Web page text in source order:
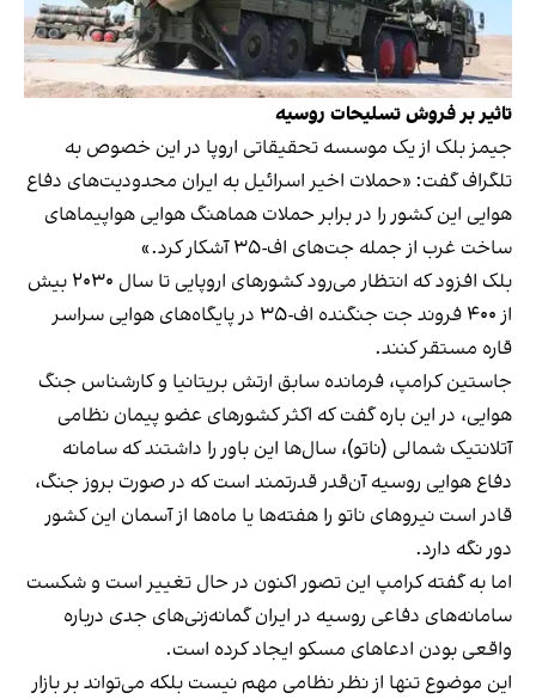
تاثیربرفروشتسلیحات روسیه
جیمز بلک از یک موسسه تحقیقاتی اروپا در این خصوص به
تلگراف گفت: «حملات اخیر اسرائیل به ایران محدودیت‌های دفاع
هوایی این کشور را در برابر حملات هماهنگ هوایی هواپیماهای
ساخت غرب از جمله جت‌های اف-۳۵ آشکار کرد.»
بلک افزود که انتظار می‌رود کشورهای اروپایی تا سال ۲۰۳۰ بیش
از ۴۰۰ فروند جت جنگنده اف-۳۵ در پایگاه‌های هوایی سراسر
قاره مستقر کنند.
جاستین کرامپ، فرمانده سابق ارتش بریتانیا و کارشناس جنگ
هوایی، در این باره گفت که اکثر کشورهای عضو پیمان نظامی
آتلانتیک شمالی (ناتو)، سال‌ها این باور را داشتند که سامانه
دفاع هوایی روسیه آن‌قدر قدرتمند است که در صورت بروز جنگ،
قادر است نیروهای ناتو را هفته‌ها یا ماه‌ها از آسمان این کشور
دور نگه دارد.
اما به گفته کرامپ این تصور اکنون در حال تغییر است و شکست
سامانه‌های دفاعی روسیه در ایران گمانه‌زنی‌های جدی درباره
واقعی بودن ادعاهای مسکو ایجاد کرده است.
این موضوع تنها از نظر نظامی مهم نیست بلکه می‌تواند بر بازار